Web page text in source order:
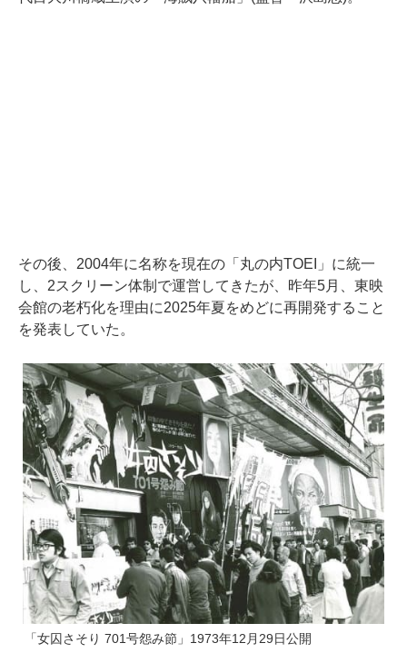
その後、2004年に名称を現在の「丸の内TOEI」に統一
し、2スクリーン体制で運営してきたが、昨年5月、東映
会館の老朽化を理由に2025年夏をめどに再開発すること
を発表していた。
「女囚さそり 701号怨み節」1973年12月29日公開